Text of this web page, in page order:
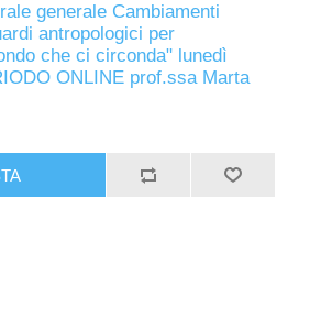
generale Cambiamenti
antropologici per
che ci circonda" lunedì
ONLINE prof.ssa Marta